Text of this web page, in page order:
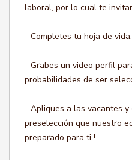
laboral, por lo cual te
- Completes tu hoja de vida.
- Grabes un video perfil
probabilidades de ser
- Apliques a las vacantes
preselección que nuestro
preparado para ti !